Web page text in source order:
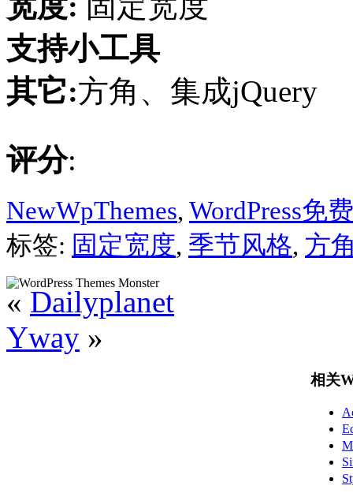
支持小工具
其它:方角、集成jQuery
评分:
NewWpThemes, WordPress免
标签: 固定宽度, 季节风格, 方
« Dailyplanet
Yway »
相关